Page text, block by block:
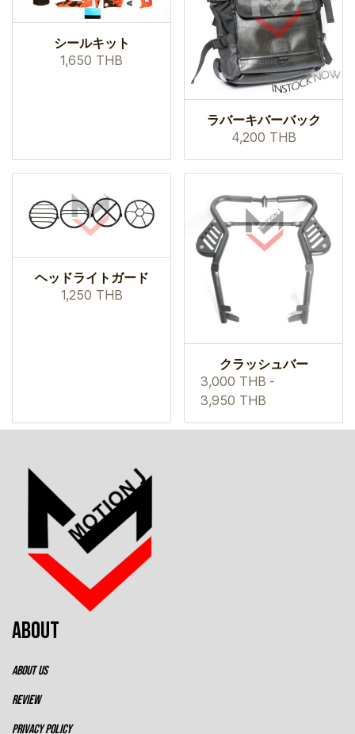
シールキット
1,650 THB
ラバーキバーバック
4,200 THB
ヘッドライトガード
1,250 THB
クラッシュバー
3,000 THB -
3,950 THB
ABOUT
ABOUT US
REVIEW
PRIVACY POLICY